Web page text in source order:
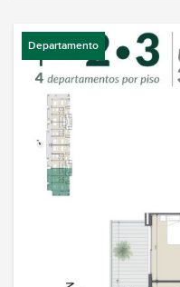
Departamento